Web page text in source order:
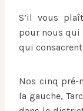
S’il vous
pour nous qui
qui
Nos cinq pré-
la gauche,